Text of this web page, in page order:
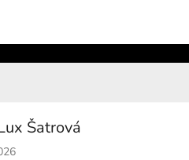
Šatrová
obchodu je 5 z 5 hvězdiček.